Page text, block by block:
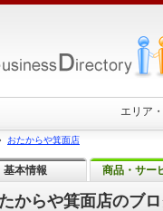
からや箕面店のブ
エリア
おたからや箕面店
基本情報 商品・サー